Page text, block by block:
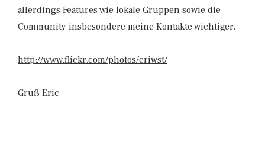
allerdings Features wie lokale Gruppen sowie die
Community insbesondere meine Kontakte wichtiger.
http://www.flickr.com/photos/eriwst/
Gruß Eric